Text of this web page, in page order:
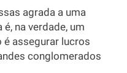
agrada a uma
na verdade, um
assegurar lucros
conglomerados